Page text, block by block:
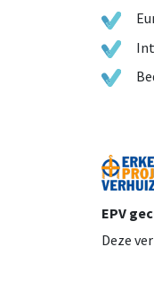
EPV
Deze